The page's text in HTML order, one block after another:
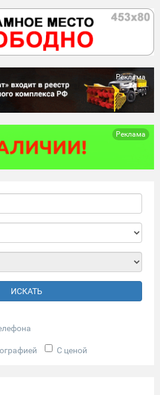
Реклама
Реклама
ИСКАТЬ
С ценой